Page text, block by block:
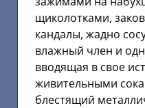
щиколотками,
кандалы, жадно
влажный член и
вводящая в свое
живительными
блестящий